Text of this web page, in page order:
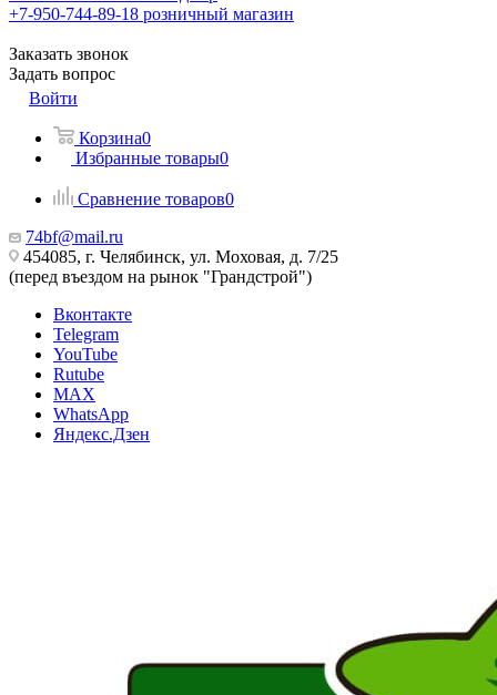
+7-950-744-89-18 розничный магазин
Заказать звонок
Задать вопрос
Войти
Корзина0
Избранные товары0
Сравнение товаров0
74bf@mail.ru
454085, г. Челябинск, ул. Моховая, д. 7/25
(перед въездом на рынок "Грандстрой")
Вконтакте
Telegram
YouTube
Rutube
MAX
WhatsApp
Яндекс.Дзен